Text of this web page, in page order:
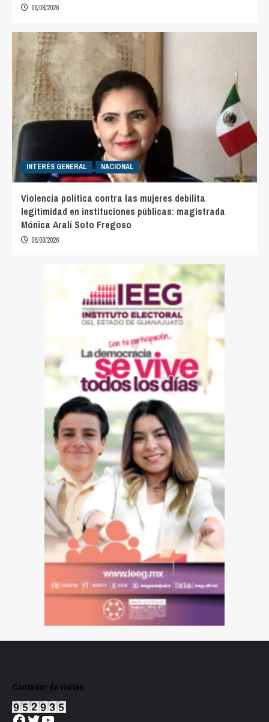
06/08/2026
INTERÉS GENERAL NACIONAL
Violencia política contra las mujeres debilita
legitimidad en instituciones públicas: magistrada
Mónica Aralí Soto Fregoso
06/08/2026
Contador de visitas